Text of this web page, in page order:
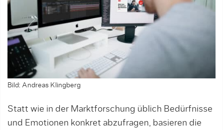
Bild: Andreas Klingberg
Statt wie in der Marktforschung üblich Bedürfnisse
und Emotionen konkret abzufragen, basieren die